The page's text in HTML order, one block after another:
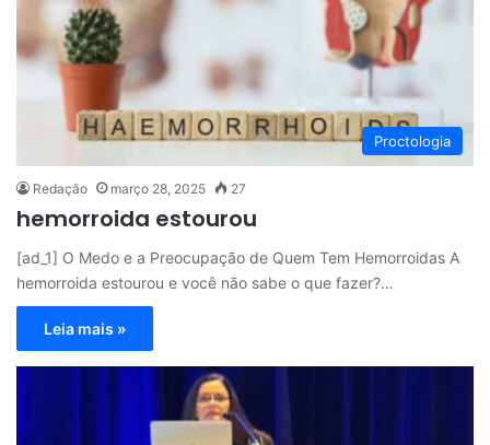
Proctologia
Redação março 28, 2025 27
hemorroida estourou
[ad_1] O Medo e a Preocupação de Quem Tem Hemorroidas A
hemorroida estourou e você não sabe o que fazer?…
Leia mais »